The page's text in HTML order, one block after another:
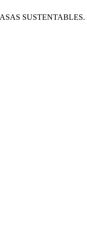
SUSTENTABLES.